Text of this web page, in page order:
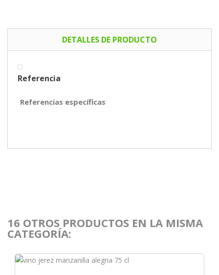
DETALLES DE PRODUCTO
Referencia
Referencias específicas
16 OTROS PRODUCTOS EN LA MISMA
CATEGORÍA: